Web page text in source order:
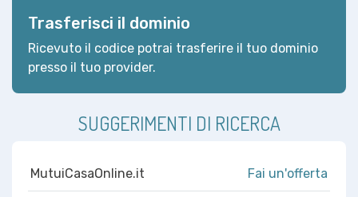
Trasferisci il dominio
Ricevuto il codice potrai trasferire il tuo dominio
presso il tuo provider.
SUGGERIMENTI DI RICERCA
MutuiCasaOnline.it Fai un'offerta